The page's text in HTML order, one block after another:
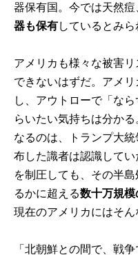
器保有国。今では天然
器も保有しているとみら
アメリカも様々な被害
できないはずだ。アメ
し、アウトローで「な
らいたい気持ちは分か
なるのは、トランプ大
布した識者は認識して
を制圧しても、その半
るかに超える数十万規
現在のアメリカにはそん
「北朝鮮との間で、戦